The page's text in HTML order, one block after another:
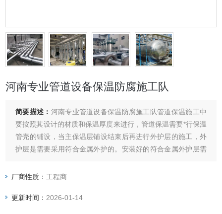
河南专业管道设备保温防腐施工队
简要描述： 河南专业管道设备保温防腐施工队管道保温施工中
要按照其设计的材质和保温厚度来进行，管道保温需要*行保温
管壳的铺设，当主保温层铺设结束后再进行外护层的施工，外
护层是需要采用符合金属外护的。安装好的符合金属外护层需
厂商性质： 工程商
更新时间： 2026-01-14